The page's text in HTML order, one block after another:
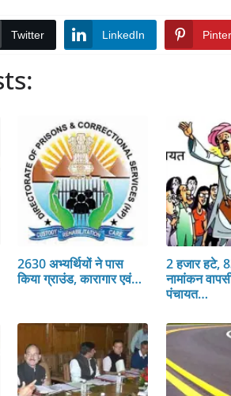
Twitter LinkedIn
2630 अभ्यर्थियों ने पास
किया ग्राउंड, कारागार एवं…
2 हजार हटे,
नामांकन
पंचायत…